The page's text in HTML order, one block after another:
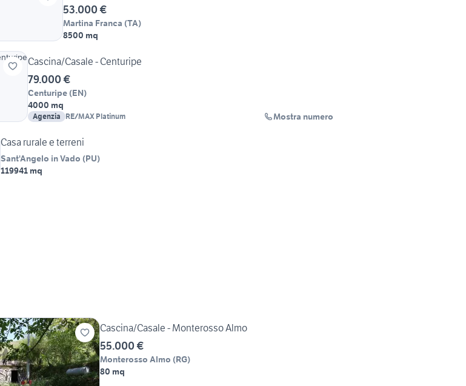
53.000 €
Martina Franca (TA)
8500 mq
Cascina/Casale - Centuripe
79.000 €
Centuripe (EN)
4000 mq
Agenzia RE/MAX Platinum Mostra numero
Casa rurale e terreni
Sant'Angelo in Vado (PU)
119941 mq
Cascina/Casale - Monterosso Almo
55.000 €
Monterosso Almo (RG)
80 mq